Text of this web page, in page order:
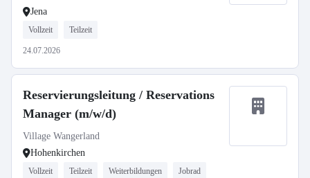
Jena
Vollzeit Teilzeit
24.07.2026
Reservierungsleitung / Reservations
Manager (m/w/d)
Village Wangerland
Hohenkirchen
Vollzeit Teilzeit Weiterbildungen Jobrad